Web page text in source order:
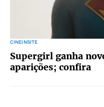
CINEINSITE
Supergirl ganha
aparições; confira